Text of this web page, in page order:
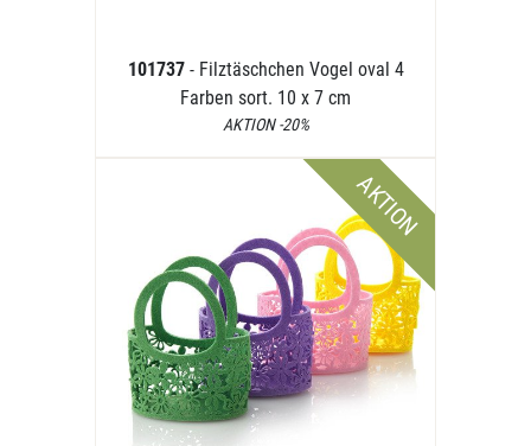
101737 - Filztäschchen Vogel oval 4
Farben sort. 10 x 7 cm
AKTION -20%
AKTION